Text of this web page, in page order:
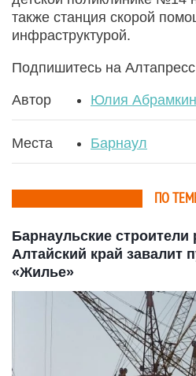
также станция скорой
инфраструктурой.
Подпишитесь на
Автор Юлия
Места Барнаул
ПО
Барнаульские строители
Алтайский край завалит
«Жилье»